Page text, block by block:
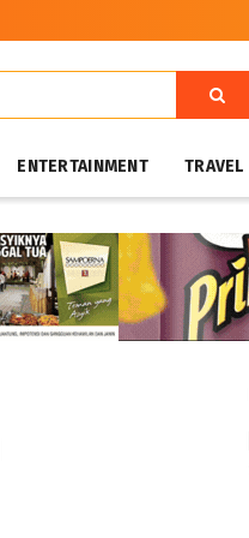
ENTERTAINMENT TRAVEL